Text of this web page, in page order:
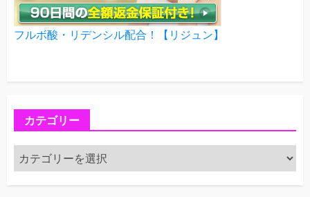
フルボ酸・リデンシル配合！【リジュン】
カテゴリー
カ
テ
ゴ